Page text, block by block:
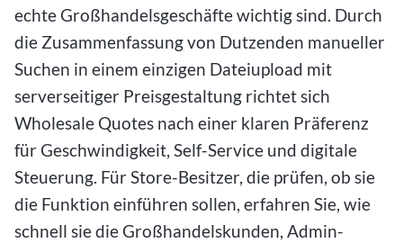
echte Großhandelsgeschäfte wichtig sind. Durch
die Zusammenfassung von Dutzenden manueller
Suchen in einem einzigen Dateiupload mit
serverseitiger Preisgestaltung richtet sich
Wholesale Quotes nach einer klaren Präferenz
für Geschwindigkeit, Self-Service und digitale
Steuerung. Für Store-Besitzer, die prüfen, ob sie
die Funktion einführen sollen, erfahren Sie, wie
schnell sie die Großhandelskunden, Admin-